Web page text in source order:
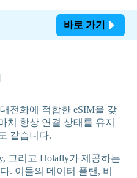
바로 가기
전화에 적합한 eSIM을 갖
치 항상 연결 상태를 유지
같습니다.
그리고 Holafly가 제공하는
. 이들의 데이터 플랜, 비